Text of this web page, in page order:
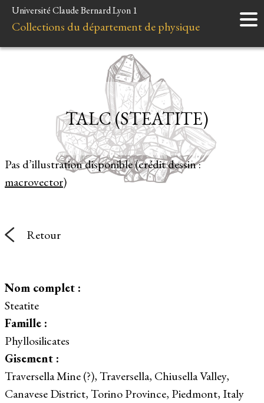
Accueil
Instruments
Liens et ressources
Université Claude Bernard Lyon 1
Collections du département de physique
Pas d’illustration disponible (crédit dessin :
macrovector)
TALC (STEATITE)
Retour
Nom complet :
Steatite
Famille :
Phyllosilicates
Gisement :
Traversella Mine (?), Traversella, Chiusella Valley,
Canavese District, Torino Province, Piedmont, Italy